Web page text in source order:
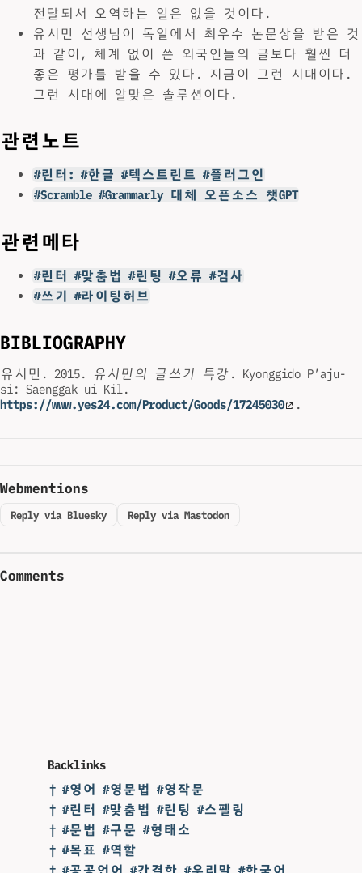
전달되서 오역하는 일은 없을 것이다.
유시민 선생님이 독일에서 최우수 논문상을 받은 것
과 같이, 체계 없이 쓴 외국인들의 글보다 훨씬 더
좋은 평가를 받을 수 있다. 지금이 그런 시대이다.
그런 시대에 알맞은 솔루션이다.
관련노트
#린터: #한글 #텍스트린트 #플러그인
#Scramble #Grammarly 대체 오픈소스 챗GPT
관련메타
#린터 #맞춤법 #린팅 #오류 #검사
#쓰기 #라이팅허브
BIBLIOGRAPHY
유시민. 2015. 유시민의 글쓰기 특강 . Kyonggido P’aju-
si: Saenggak ui Kil.
https://www.yes24.com/Product/Goods/17245030
.
Webmentions
Reply via Bluesky Reply via Mastodon
Comments
Backlinks
† #영어 #영문법 #영작문
† #린터 #맞춤법 #린팅 #스펠링
† #문법 #구문 #형태소
† #목표 #역할